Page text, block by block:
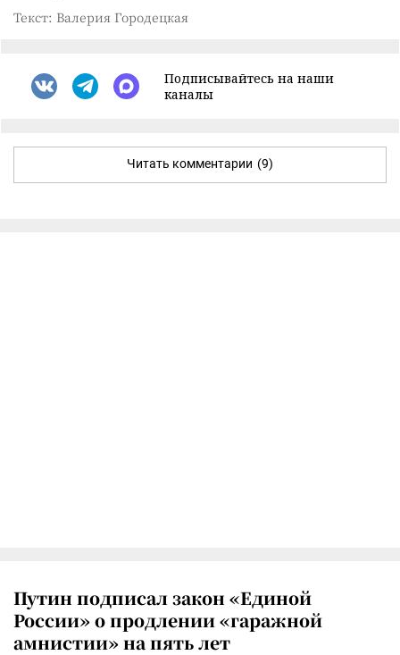
Текст: Валерия Городецкая
Подписывайтесь на наши
каналы
Читать комментарии (9)
Путин подписал закон «Единой
России» о продлении «гаражной
амнистии» на пять лет